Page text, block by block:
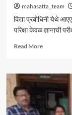
mahasatta_team
विद्या प्रबोधिनी येथे
परिक्षा केवळ ज्ञानाची
Read MoreRead
विद्या
प्रबोधिनी
येथे
आएएस
टॉपर्स